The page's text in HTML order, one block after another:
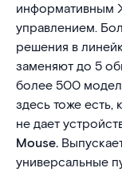
информативным
управлением.
решения в
заменяют до 5
более 500
здесь тоже есть,
не дает
Mouse.
универсальные